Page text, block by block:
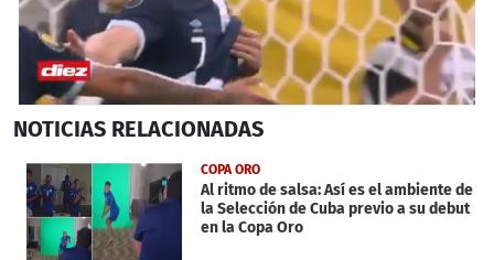
seconds
6
minutes,
13
seconds
NOTICIAS RELACIONADAS
COPA ORO
Al ritmo de salsa: Así es el ambiente de
la Selección de Cuba previo a su debut
en la Copa Oro